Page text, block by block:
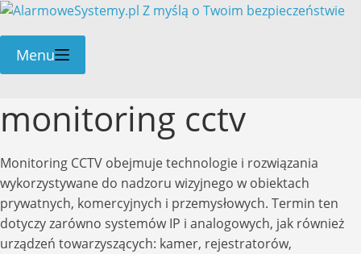
Menu
monitoring cctv
Monitoring CCTV obejmuje technologie i rozwiązania
wykorzystywane do nadzoru wizyjnego w obiektach
prywatnych, komercyjnych i przemysłowych. Termin ten
dotyczy zarówno systemów IP i analogowych, jak również
urządzeń towarzyszących: kamer, rejestratorów,